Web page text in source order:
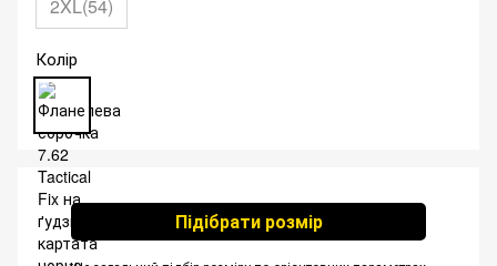
2XL(54)
Колір
Підібрати розмір